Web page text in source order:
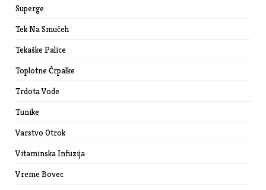
Superge
Tek Na Smučeh
Tekaške Palice
Toplotne Črpalke
Trdota Vode
Tunike
Varstvo Otrok
Vitaminska Infuzija
Vreme Bovec